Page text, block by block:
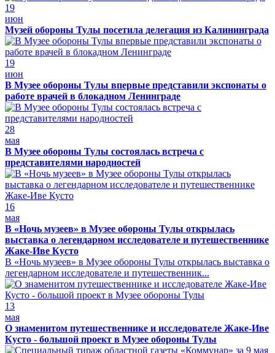
19
июн
Музей обороны Тулы посетила делегация из Калининграда
19
июн
В Музее обороны Тулы впервые представили экспонаты о
работе врачей в блокадном Ленинграде
28
мая
В Музее обороны Тулы состоялась встреча с
представителями народностей
16
мая
В «Ночь музеев» в Музее обороны Тулы открылась
выставка о легендарном исследователе и путешественнике
Жаке-Иве Кусто
В «Ночь музеев» в Музее обороны Тулы открылась выставка о
легендарном исследователе и путешественник...
13
мая
О знаменитом путешественнике и исследователе Жаке-Иве
Кусто - большой проект в Музее обороны Тулы